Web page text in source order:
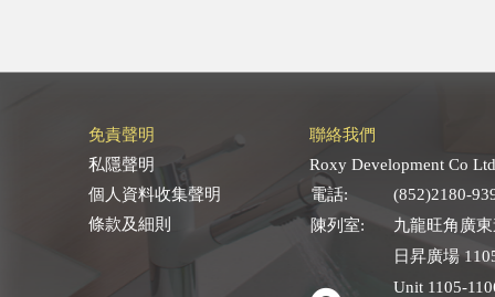
免責聲明
私隱聲明
個人資料收集聲明
條款及細則
聯絡我們
Roxy Development Co
電話:
(852)2180-
陳列室:
九龍旺角廣
日昇廣場
Unit 1105-